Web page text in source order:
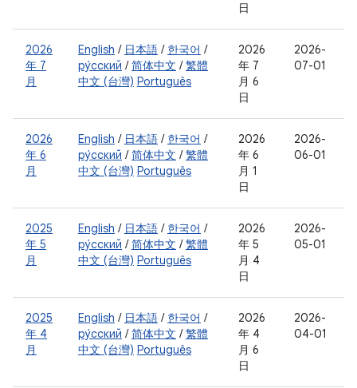
日
2026
年 7
月
English / 日本語 / 한국어 /
ру́сский /简体中文 /繁體
中文 (台灣) Português
2026
年 7
月 6
日
2026-
07-01
2026
年 6
月
English / 日本語 / 한국어 /
ру́сский /简体中文 /繁體
中文 (台灣) Português
2026
年 6
月 1
日
2026-
06-01
2025
年 5
月
English / 日本語 / 한국어 /
ру́сский /简体中文 /繁體
中文 (台灣) Português
2026
年 5
月 4
日
2026-
05-01
2025
年 4
月
English / 日本語 / 한국어 /
ру́сский /简体中文 /繁體
中文 (台灣) Português
2026
年 4
月 6
日
2026-
04-01